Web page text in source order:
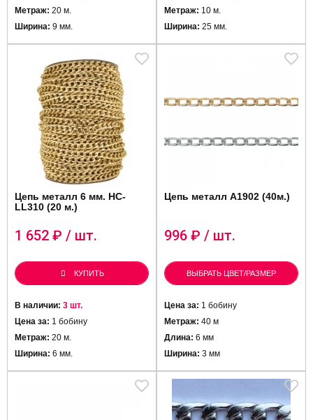
Метраж: 20 м.
Ширина: 9 мм.
Метраж: 10 м.
Ширина: 25 мм.
Цепь металл 6 мм. HC-
LL310 (20 м.)
1 652 ₽ / шт.
КУПИТЬ
В наличии: 3 шт.
Цена за: 1 бобину
Метраж: 20 м.
Ширина: 6 мм.
Цепь металл A1902 (40м.)
996 ₽ / шт.
ВЫБРАТЬ ЦВЕТ/РАЗМЕР
Цена за: 1 бобину
Метраж: 40 м
Длина: 6 мм
Ширина: 3 мм